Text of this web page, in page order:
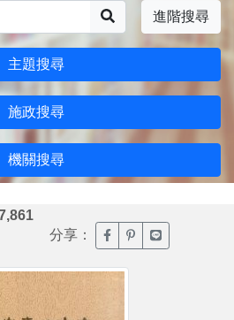
進階搜尋
主題搜尋
施政搜尋
機關搜尋
分享： 臉書分享(另開新視窗)
噗浪分享(另開新
Line分享(另